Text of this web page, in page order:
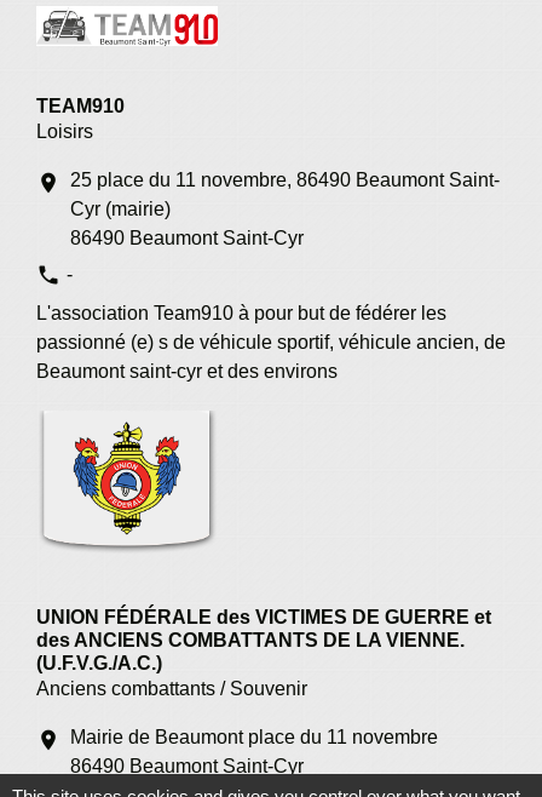
TEAM910
Loisirs
location_on
25 place du 11 novembre, 86490 Beaumont Saint-
Cyr (mairie)
86490 Beaumont Saint-Cyr
phone -
L'association Team910 à pour but de fédérer les
passionné (e) s de véhicule sportif, véhicule ancien, de
Beaumont saint-cyr et des environs
UNION FÉDÉRALE des VICTIMES DE GUERRE et
des ANCIENS COMBATTANTS DE LA VIENNE.
(U.F.V.G./A.C.)
Anciens combattants / Souvenir
location_on
Mairie de Beaumont place du 11 novembre
86490 Beaumont Saint-Cyr